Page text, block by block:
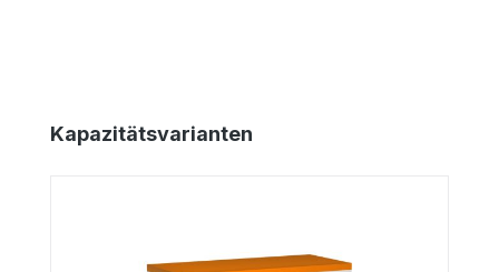
Produktgalerie überspringen
Kapazitätsvarianten